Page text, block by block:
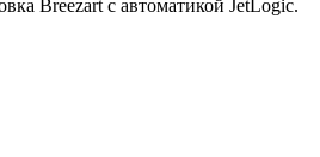
Breezart с автоматикой JetLogic.